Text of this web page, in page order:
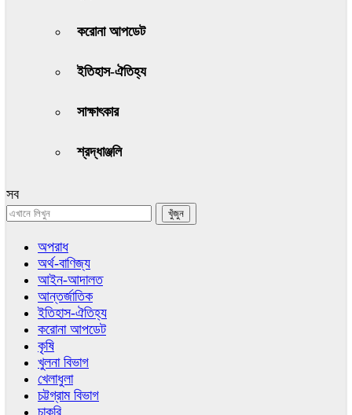
করোনা আপডেট
ইতিহাস-ঐতিহ্য
সাক্ষাৎকার
শ্রদ্ধাঞ্জলি
সব
অপরাধ
অর্থ-বাণিজ্য
আইন-আদালত
আন্তর্জাতিক
ইতিহাস-ঐতিহ্য
করোনা আপডেট
কৃষি
খুলনা বিভাগ
খেলাধুলা
চট্টগ্রাম বিভাগ
চাকরি